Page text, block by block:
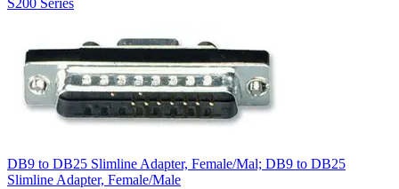
S200 Series
DB9 to DB25 Slimline Adapter, Female/Mal; DB9 to DB25
Slimline Adapter, Female/Male